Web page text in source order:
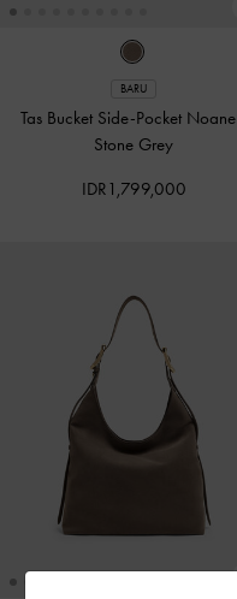
BARU
Tas Bucket Side-Pocket Noane
Stone Grey
IDR1,799,000